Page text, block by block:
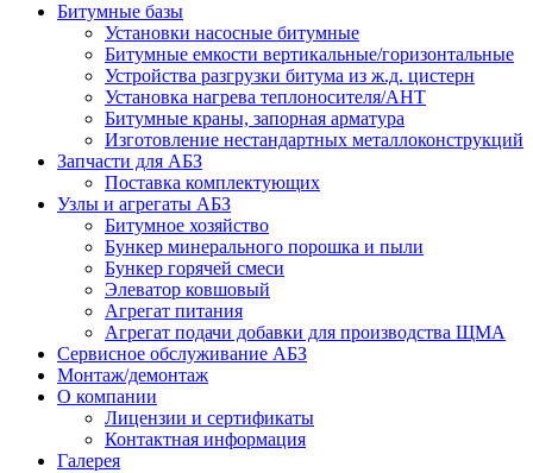
Битумные базы
Установки насосные битумные
Битумные емкости вертикальные/горизонтальные
Устройства разгрузки битума из ж.д. цистерн
Установка нагрева теплоносителя/АНТ
Битумные краны, запорная арматура
Изготовление нестандартных металлоконструкций
Запчасти для АБЗ
Поставка комплектующих
Узлы и агрегаты АБЗ
Битумное хозяйство
Бункер минерального порошка и пыли
Бункер горячей смеси
Элеватор ковшовый
Агрегат питания
Агрегат подачи добавки для производства ЩМА
Сервисное обслуживание АБЗ
Монтаж/демонтаж
О компании
Лицензии и сертификаты
Контактная информация
Галерея